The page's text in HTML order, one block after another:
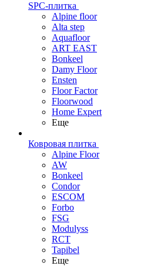
SPC-плитка
Alpine floor
Alta step
Aquafloor
ART EAST
Bonkeel
Damy Floor
Ensten
Floor Factor
Floorwood
Home Expert
Еще
Ковровая плитка
Alpine Floor
AW
Bonkeel
Condor
ESCOM
Forbo
FSG
Modulyss
RCT
Tapibel
Еще